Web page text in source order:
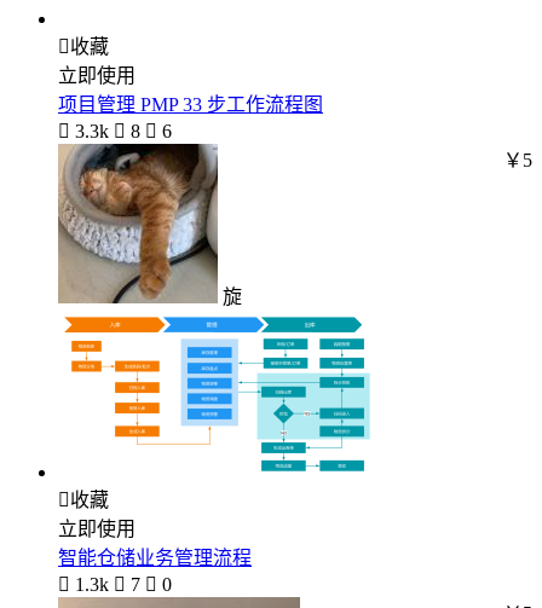
收藏
立即使用
项目管理 PMP 33 步工作流程图
 3.3k  8  6
旋
￥5
收藏
立即使用
智能仓储业务管理流程
 1.3k  7  0